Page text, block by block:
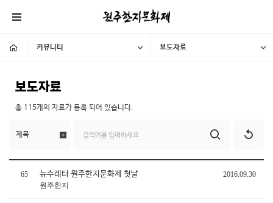
커뮤니티 보도자료
보도자료
총 115개의 자료가 등록 되어 있습니다.
65 뉴수레터 원주한지문화제 첫날
2016.09.30
원주한지